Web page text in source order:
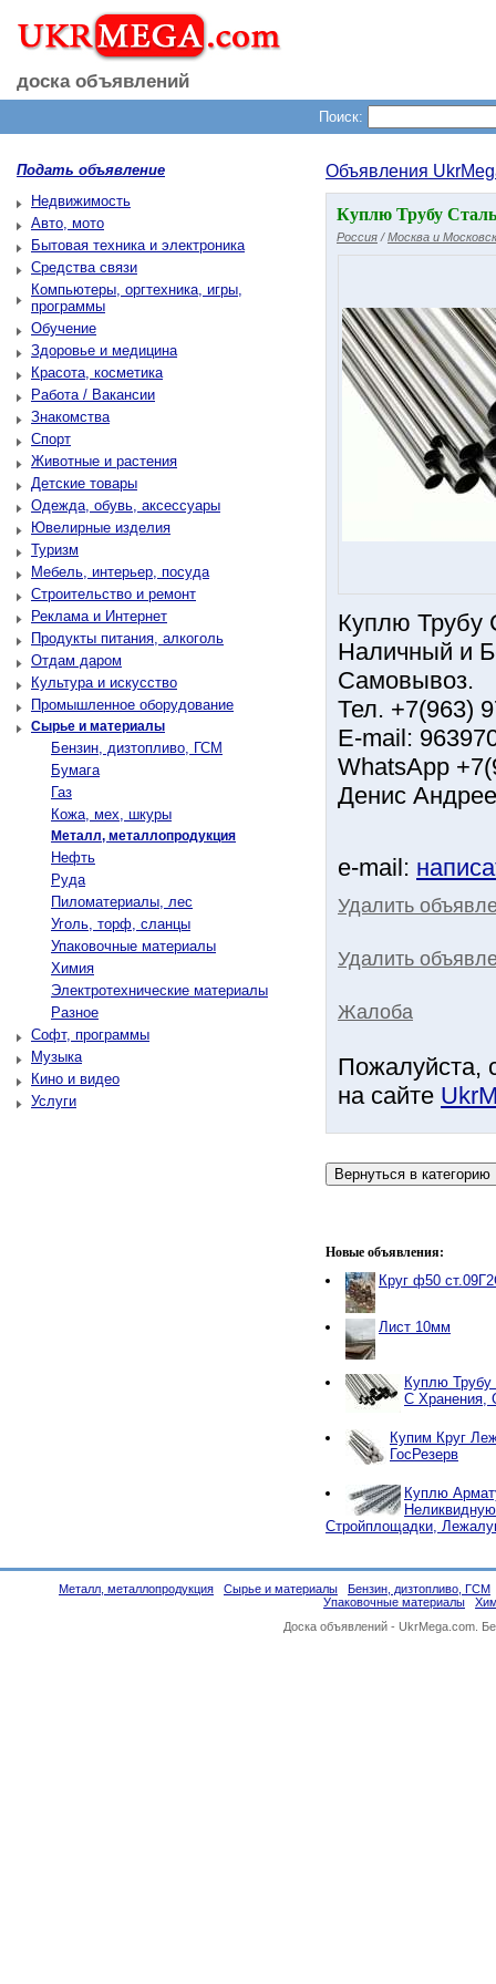
доска объявлений
Поиск:
Подать объявление
Недвижимость
Авто, мото
Бытовая техника и электроника
Средства связи
Компьютеры, оргтехника, игры,
программы
Обучение
Здоровье и медицина
Красота, косметика
Работа / Вакансии
Знакомства
Спорт
Животные и растения
Детские товары
Одежда, обувь, аксессуары
Ювелирные изделия
Туризм
Мебель, интерьер, посуда
Строительство и ремонт
Реклама и Интернет
Продукты питания, алкоголь
Отдам даром
Культура и искусство
Промышленное оборудование
Сырье и материалы
Бензин, дизтопливо, ГСМ
Бумага
Газ
Кожа, мех, шкуры
Металл, металлопродукция
Нефть
Руда
Пиломатериалы, лес
Уголь, торф, сланцы
Упаковочные материалы
Химия
Электротехнические материалы
Разное
Софт, программы
Музыка
Кино и видео
Услуги
Объявления
Куплю Трубу
Россия /Москва и
Куплю Трубу
Наличный и
Самовывоз.
Тел. +7(963)
Е-mail:
WhatsApp
Денис
e-mail:
Удалить
Удалить
Жалоба
Пожалуйста,
на сайте
Новые объявления:
Круг ф50
Лист 10мм
Куплю
С Хранения,
Купим Круг
ГосРезерв
Куплю
Стройплощадки,
Металл, металлопродукция Сырье и материалы
Бензин, дизтопливо, ГСМ
Упаковочные материалы
Доска объявлений - UkrMega.com.